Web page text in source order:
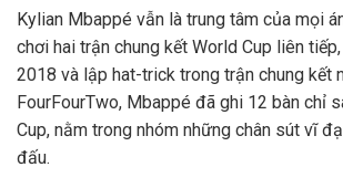
Kylian Mbappé vẫn là trung tâm của mọi
chơi hai trận chung kết World Cup liên
2018 và lập hat-trick trong trận chung kết
FourFourTwo, Mbappé đã ghi 12 bàn chỉ
Cup, nằm trong nhóm những chân sút vĩ
đấu.